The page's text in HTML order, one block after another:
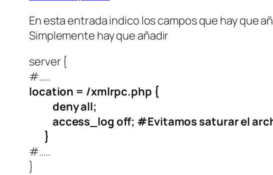
En esta entrada indico los campos que hay que
Simplemente hay que añadir
server {
#…..
location = /xmlrpc.php {
deny all;
access_log off; #Evitamos saturar el
}
#…..
}